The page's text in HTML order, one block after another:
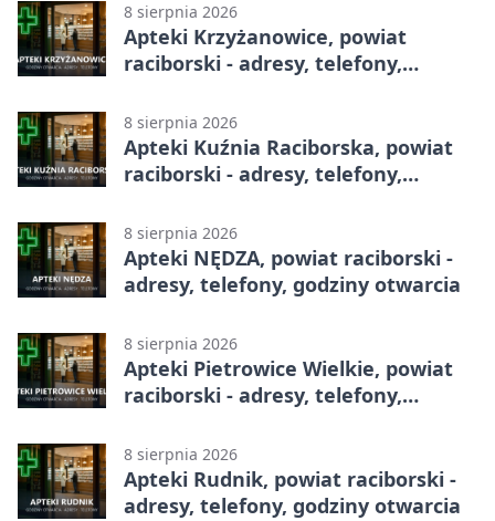
8 sierpnia 2026
Apteki Krzyżanowice, powiat
raciborski - adresy, telefony,
8 sierpnia 2026
Apteki Kuźnia Raciborska, powiat
raciborski - adresy, telefony,
8 sierpnia 2026
Apteki NĘDZA, powiat raciborski -
adresy, telefony, godziny otwarcia
8 sierpnia 2026
Apteki Pietrowice Wielkie, powiat
raciborski - adresy, telefony,
8 sierpnia 2026
Apteki Rudnik, powiat raciborski -
adresy, telefony, godziny otwarcia